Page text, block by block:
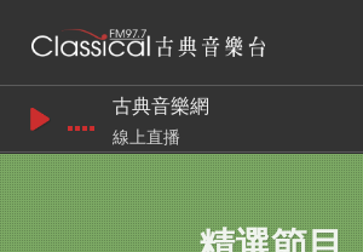
古典音樂網
線上直播